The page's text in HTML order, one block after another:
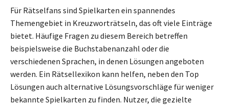
Für Rätselfans sind Spielkarten ein spannendes
Themengebiet in Kreuzworträtseln, das oft viele Einträge
bietet. Häufige Fragen zu diesem Bereich betreffen
beispielsweise die Buchstabenanzahl oder die
verschiedenen Sprachen, in denen Lösungen angeboten
werden. Ein Rätsellexikon kann helfen, neben den Top
Lösungen auch alternative Lösungsvorschläge für weniger
bekannte Spielkarten zu finden. Nutzer, die gezielte